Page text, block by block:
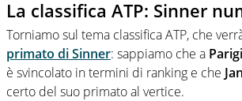
La classifica ATP: Sinner
Torniamo sul tema classifica ATP, che
primato diSinner: sappiamo che a Parigi
è svincolato in termini di ranking e che
certo del suo primato al vertice.